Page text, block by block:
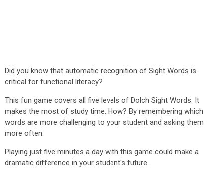
Did you know that automatic recognition of Sight Words is
critical for functional literacy?
This fun game covers all five levels of Dolch Sight Words. It
makes the most of study time. How? By remembering which
words are more challenging to your student and asking them
more often.
Playing just five minutes a day with this game could make a
dramatic difference in your student's future.